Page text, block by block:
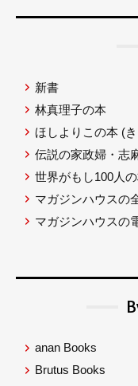
新書
林真理子の本
ほしよりこの本 (
伝説の家政婦・志
世界がもし100人
マガジンハウスの
マガジンハウスの
anan Books
Brutus Books